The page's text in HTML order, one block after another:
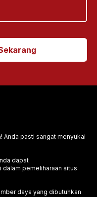
Anda pasti sangat menyukai
dapat
pemeliharaan situs
daya yang dibutuhkan